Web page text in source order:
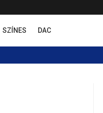
SZÍNES DAC